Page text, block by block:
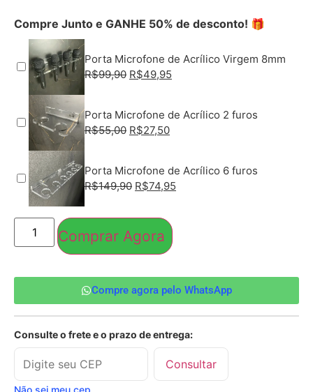
Compre Junto e GANHE 50% de desconto! 🎁
Porta Microfone de Acrílico Virgem 8mm
R$99,90 R$49,95
Porta Microfone de Acrílico 2 furos
R$55,00 R$27,50
Porta Microfone de Acrílico 6 furos
R$149,90 R$74,95
Comprar Agora
Compre agora pelo WhatsApp
Consulte o frete e o prazo de entrega:
Consultar